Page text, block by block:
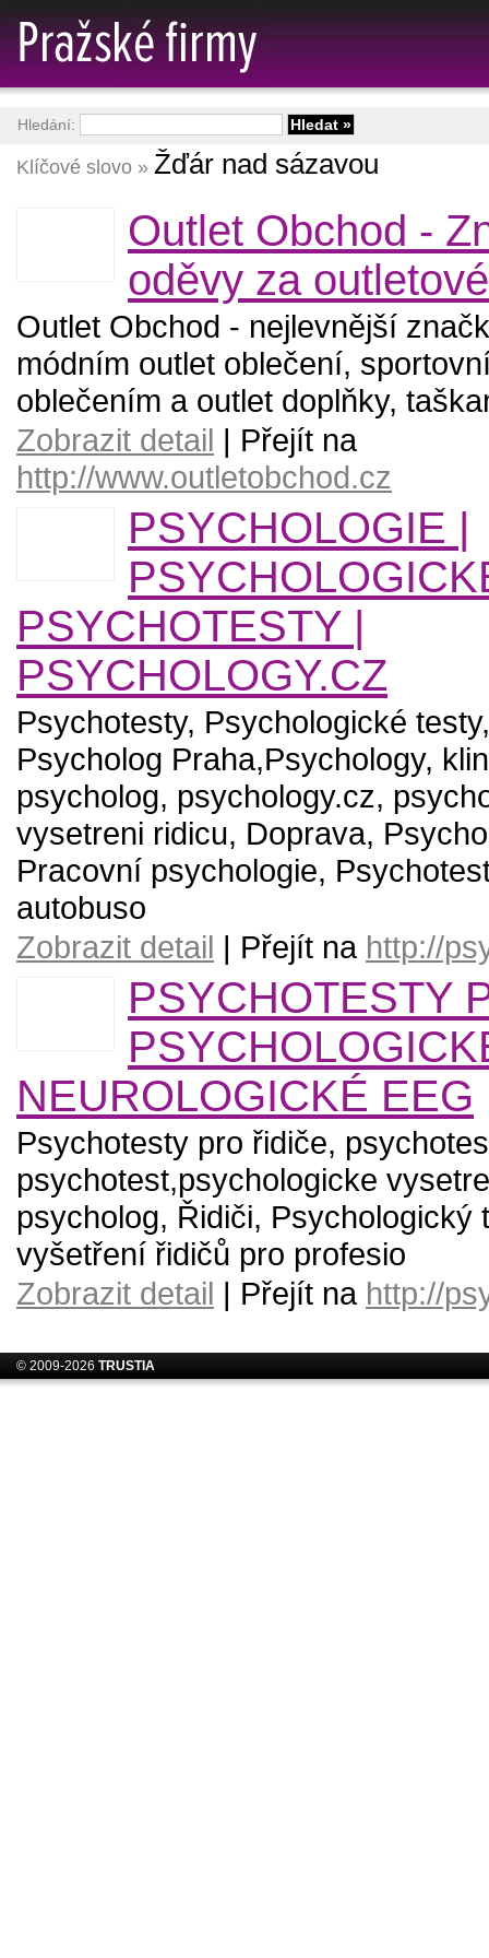
Klíčové slovo » Žďár nad sázavou
Outlet Obchod -
oděvy za
Outlet Obchod - nejlevnější
módním outlet oblečení,
oblečením a outlet doplňky,
Zobrazit detail | Přejít na
http://www.outletobchod.cz
PSYCHOLOGIE |
PSYCHOTESTY |
PSYCHOLOGY.CZ
Psychotesty, Psychologické
Psycholog Praha,Psychology,
psycholog, psychology.cz,
vysetreni ridicu, Doprava,
Pracovní psychologie,
autobuso
Zobrazit detail | Přejít na http://
PSYCHOTESTY
NEUROLOGICKÉ EEG
Psychotesty pro řidiče,
psychotest,psychologicke
psycholog, Řidiči,
vyšetření řidičů pro profesio
Zobrazit detail | Přejít na http://
Hledání:
© 2009-2026 TRUSTIA